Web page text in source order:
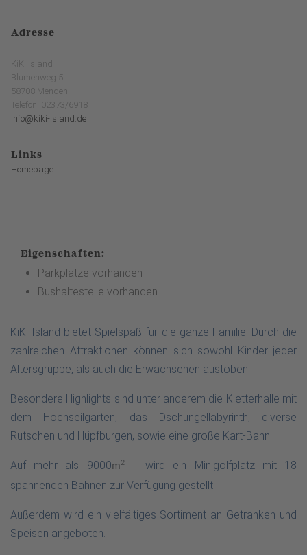
Adresse
KiKi Island
Blumenweg 5
58708 Menden
Telefon: 02373/6918
info@kiki-island.de
Links
Homepage
Eigenschaften:
Parkplätze vorhanden
Bushaltestelle vorhanden
KiKi Island bietet Spielspaß für die ganze Familie. Durch die
zahlreichen Attraktionen können sich sowohl Kinder jeder
Altersgruppe, als auch die Erwachsenen austoben.
Besondere Highlights sind unter anderem die Kletterhalle mit
dem Hochseilgarten, das Dschungellabyrinth, diverse
Rutschen und Hüpfburgen, sowie eine große Kart-Bahn.
Auf mehr als 9000m2
wird ein Minigolfplatz mit 18
spannenden Bahnen zur Verfügung gestellt.
Außerdem wird ein vielfältiges Sortiment an Getränken und
Speisen angeboten.